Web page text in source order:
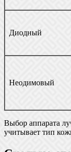
Диодный
Неодимовый
Выбор аппарата
учитывает тип